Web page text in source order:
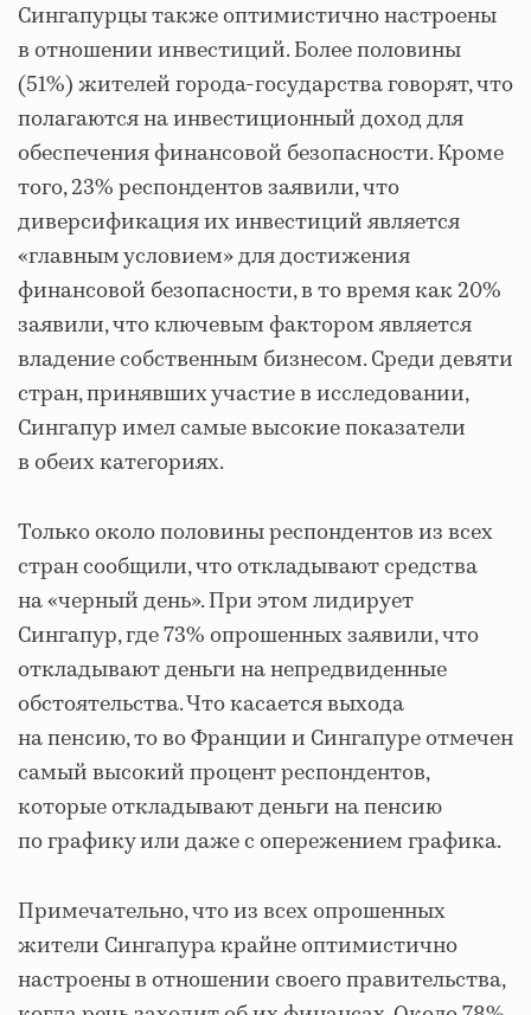
Сингапурцы также оптимистично настроены
в отношении инвестиций. Более половины
(51%) жителей города-государства говорят, что
полагаются на инвестиционный доход для
обеспечения финансовой безопасности. Кроме
того, 23% респондентов заявили, что
диверсификация их инвестиций является
«главным условием» для достижения
финансовой безопасности, в то время как 20%
заявили, что ключевым фактором является
владение собственным бизнесом. Среди девяти
стран, принявших участие в исследовании,
Сингапур имел самые высокие показатели
в обеих категориях.
Только около половины респондентов из всех
стран сообщили, что откладывают средства
на «черный день». При этом лидирует
Сингапур, где 73% опрошенных заявили, что
откладывают деньги на непредвиденные
обстоятельства. Что касается выхода
на пенсию, то во Франции и Сингапуре отмечен
самый высокий процент респондентов,
которые откладывают деньги на пенсию
по графику или даже с опережением графика.
Примечательно, что из всех опрошенных
жители Сингапура крайне оптимистично
настроены в отношении своего правительства,